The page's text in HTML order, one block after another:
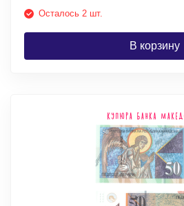
Осталось 2 шт.
В корзину